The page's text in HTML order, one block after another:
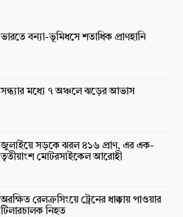
ভারতে বন্যা-ভূমিধসে শতাধিক প্রাণহানি
সন্ধ্যার মধ্যে ৭ অঞ্চলে ঝড়ের আভাস
জুলাইয়ে সড়কে ঝরল ৪১৬ প্রাণ, এর এক-
তৃতীয়াংশ মোটরসাইকেল আরোহী
অরক্ষিত রেলক্রসিংয়ে ট্রেনের ধাক্কায় পাওয়ার
টিলারচালক নিহত